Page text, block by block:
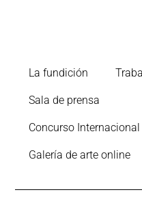
La fundición
Sala de prensa
Concurso
Galería de arte online